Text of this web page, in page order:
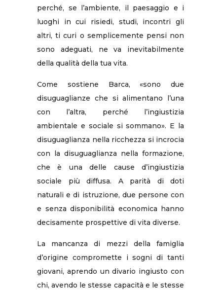
perché, se l’ambiente, il paesaggio e i
luoghi in cui risiedi, studi, incontri gli
altri, ti curi o semplicemente pensi non
sono adeguati, ne va inevitabilmente
della qualità della tua vita.
Come sostiene Barca, «sono due
disuguaglianze che si alimentano l’una
con l’altra, perché l’ingiustizia
ambientale e sociale si sommano». E la
disuguaglianza nella ricchezza si incrocia
con la disuguaglianza nella formazione,
che è una delle cause d’ingiustizia
sociale più diffusa. A parità di doti
naturali e di istruzione, due persone con
e senza disponibilità economica hanno
decisamente prospettive di vita diverse.
La mancanza di mezzi della famiglia
d’origine compromette i sogni di tanti
giovani, aprendo un divario ingiusto con
chi, avendo le stesse capacità e le stesse